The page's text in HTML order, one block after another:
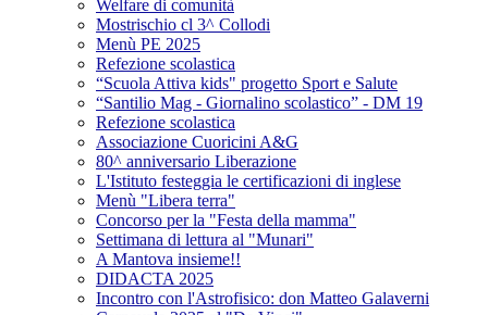
Welfare di comunità
Mostrischio cl 3^ Collodi
Menù PE 2025
Refezione scolastica
“Scuola Attiva kids" progetto Sport e Salute
“Santilio Mag - Giornalino scolastico” - DM 19
Refezione scolastica
Associazione Cuoricini A&G
80^ anniversario Liberazione
L'Istituto festeggia le certificazioni di inglese
Menù "Libera terra"
Concorso per la "Festa della mamma"
Settimana di lettura al "Munari"
A Mantova insieme!!
DIDACTA 2025
Incontro con l'Astrofisico: don Matteo Galaverni